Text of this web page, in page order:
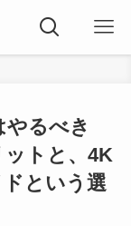
るべき
トと、4K
という選